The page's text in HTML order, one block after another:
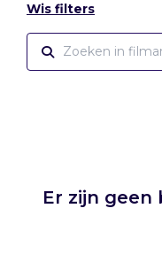
Wis filters
Er zijn